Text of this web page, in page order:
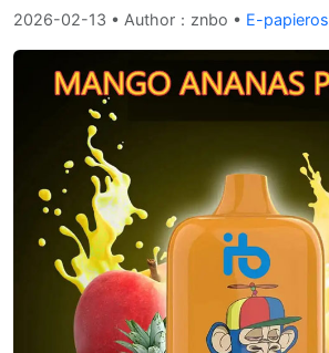
2026-02-13 • Author：znbo • E-